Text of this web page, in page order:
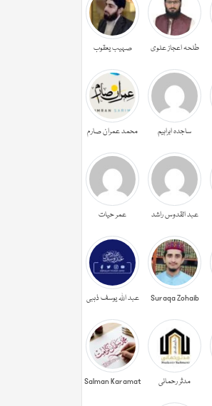
طلحہ اعجاز علوی صہیب یعقوب
ساجدہ ابراہیم محمد عمران صارم
عبد القدوس راشد عمر حیات
Suraqa Zohaib عبد اللہ یوسف ذہبی
مدثر رحمانی Salman Karamat